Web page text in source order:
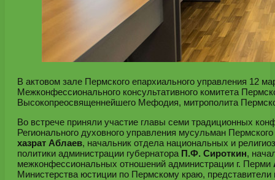
В актовом зале Пермского епархиального управления 12
Межконфессионального консультативного комитета
Высокопреосвященнейшего Мефодия, митрополита
Во встрече приняли участие главы семи традиционных
Регионального духовного управления мусульман
хазрат Аблаев, начальник отдела национальных и
политики администрации губернатора П.Ф. Сироткин,
межконфессиональных отношений администрации г. Перми
Министерства юстиции по Пермскому краю, представители